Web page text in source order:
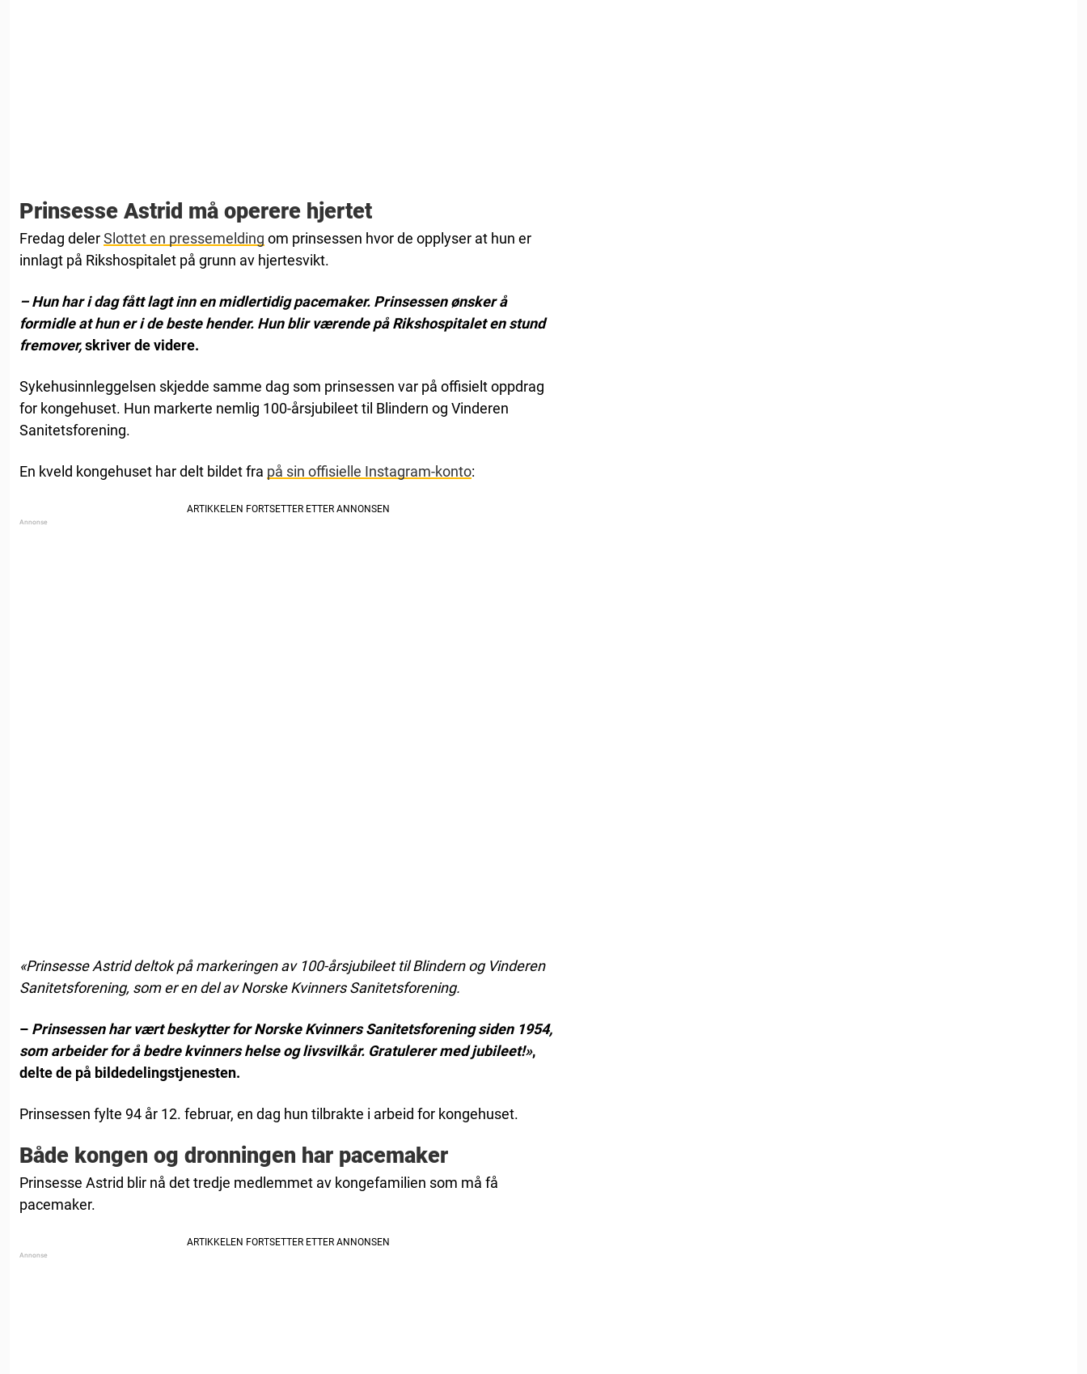
Prinsesse Astrid må operere hjertet
Fredag delerSlottet en pressemelding om prinsessen hvor de opplyser at hun er
innlagt på Rikshospitalet på grunn av hjertesvikt.
– Hun har i dag fått lagt inn en midlertidig pacemaker. Prinsessen ønsker å
formidle at hun er i de beste hender. Hun blir værende på Rikshospitalet en stund
fremover,skriver de videre.
Sykehusinnleggelsen skjedde samme dag som prinsessen var på offisielt oppdrag
for kongehuset. Hun markerte nemlig 100-årsjubileet til Blindern og Vinderen
Sanitetsforening.
En kveld kongehuset har delt bildet fra på sin offisielle Instagram-konto:
«Prinsesse Astrid deltok på markeringen av 100-årsjubileet til Blindern og Vinderen
Sanitetsforening, som er en del av Norske Kvinners Sanitetsforening.
– Prinsessen har vært beskytter for Norske Kvinners Sanitetsforening siden 1954,
som arbeider for å bedre kvinners helse og livsvilkår. Gratulerer med jubileet!»,
delte de på bildedelingstjenesten.
Prinsessen fylte 94 år 12. februar, en dag hun tilbrakte i arbeid for kongehuset.
Både kongen og dronningen har pacemaker
Prinsesse Astrid blir nå det tredje medlemmet av kongefamilien som må få
pacemaker.